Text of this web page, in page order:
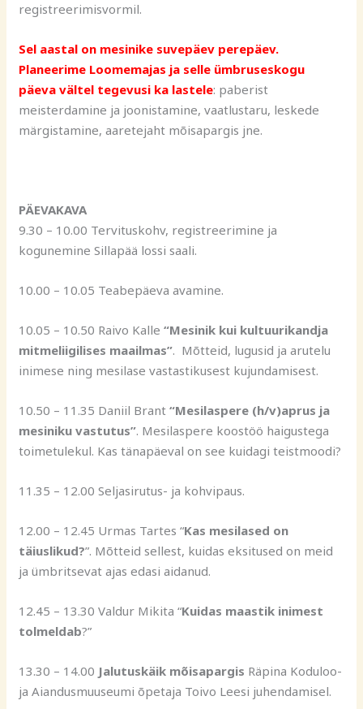
registreerimisvormil.
Sel aastal on mesinike suvepäev perepäev.
Planeerime Loomemajas ja selle ümbruseskogu
päeva vältel tegevusi ka lastele: paberist
meisterdamine ja joonistamine, vaatlustaru, leskede
märgistamine, aaretejaht mõisapargis jne.
PÄEVAKAVA
9.30 – 10.00 Tervituskohv, registreerimine ja
kogunemine Sillapää lossi saali.
10.00 – 10.05 Teabepäeva avamine.
10.05 – 10.50 Raivo Kalle“Mesinik kui kultuurikandja
mitmeliigilises maailmas”. Mõtteid, lugusid ja arutelu
inimese ning mesilase vastastikusest kujundamisest.
10.50 – 11.35 Daniil Brant“Mesilaspere (h/v)aprus ja
mesiniku vastutus”. Mesilaspere koostöö haigustega
toimetulekul. Kas tänapäeval on see kuidagi teistmoodi?
11.35 – 12.00 Seljasirutus- ja kohvipaus.
12.00 – 12.45 Urmas Tartes “Kas mesilased on
täiuslikud?”. Mõtteid sellest, kuidas eksitused on meid
ja ümbritsevat ajas edasi aidanud.
12.45 – 13.30 Valdur Mikita “Kuidas maastik inimest
tolmeldab?”
13.30 – 14.00 Jalutuskäik mõisapargis Räpina Koduloo-
ja Aiandusmuuseumi õpetaja Toivo Leesi juhendamisel.